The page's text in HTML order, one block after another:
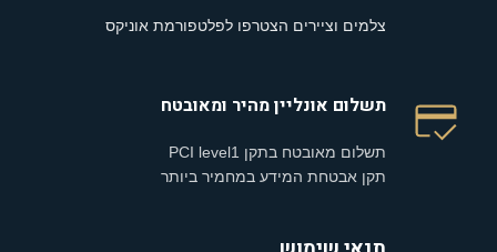
צלמים וציירים הצטרפו לפלטפורמת אוניקס
תשלום אונליין מהיר ומאובטח
תשלום מאובטח בתקן PCI level1
תקן אבטחת המידע במחמיר ביותר